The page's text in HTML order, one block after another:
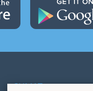
CLIMAT